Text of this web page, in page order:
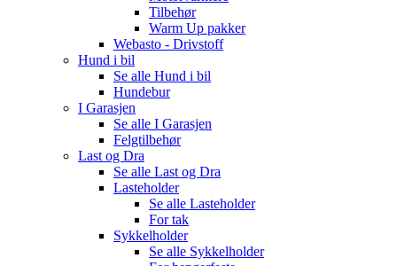
Tilbehør
Warm Up pakker
Webasto - Drivstoff
Hund i bil
Se alle Hund i bil
Hundebur
I Garasjen
Se alle I Garasjen
Felgtilbehør
Last og Dra
Se alle Last og Dra
Lasteholder
Se alle Lasteholder
For tak
Sykkelholder
Se alle Sykkelholder